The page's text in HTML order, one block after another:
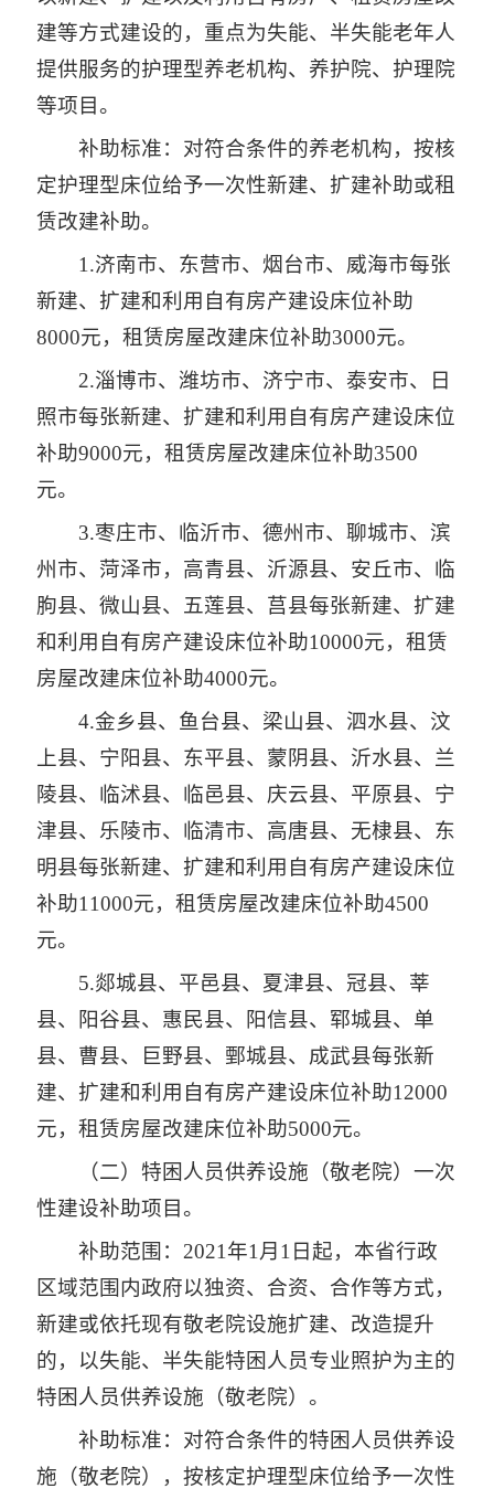
建等方式建设的，重点为失能、半失能老年人
提供服务的护理型养老机构、养护院、护理院
等项目。
补助标准：对符合条件的养老机构，按核
定护理型床位给予一次性新建、扩建补助或租
赁改建补助。
1.济南市、东营市、烟台市、威海市每张
新建、扩建和利用自有房产建设床位补助
8000元，租赁房屋改建床位补助3000元。
2.淄博市、潍坊市、济宁市、泰安市、日
照市每张新建、扩建和利用自有房产建设床位
补助9000元，租赁房屋改建床位补助3500
元。
3.枣庄市、临沂市、德州市、聊城市、滨
州市、菏泽市，高青县、沂源县、安丘市、临
朐县、微山县、五莲县、莒县每张新建、扩建
和利用自有房产建设床位补助10000元，租赁
房屋改建床位补助4000元。
4.金乡县、鱼台县、梁山县、泗水县、汶
上县、宁阳县、东平县、蒙阴县、沂水县、兰
陵县、临沭县、临邑县、庆云县、平原县、宁
津县、乐陵市、临清市、高唐县、无棣县、东
明县每张新建、扩建和利用自有房产建设床位
补助11000元，租赁房屋改建床位补助4500
元。
5.郯城县、平邑县、夏津县、冠县、莘
县、阳谷县、惠民县、阳信县、郓城县、单
县、曹县、巨野县、鄄城县、成武县每张新
建、扩建和利用自有房产建设床位补助12000
元，租赁房屋改建床位补助5000元。
（二）特困人员供养设施（敬老院）一次
性建设补助项目。
补助范围：2021年1月1日起，本省行政
区域范围内政府以独资、合资、合作等方式，
新建或依托现有敬老院设施扩建、改造提升
的，以失能、半失能特困人员专业照护为主的
特困人员供养设施（敬老院）。
补助标准：对符合条件的特困人员供养设
施（敬老院），按核定护理型床位给予一次性